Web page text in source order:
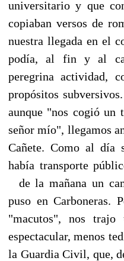
universitario y que
copiaban versos de
nuestra llegada en el
podía, al fin y al
peregrina actividad,
propósitos
aunque "nos cogió un
señor mío", llegamos
Cañete. Como al día
había transporte
de la mañana un
puso en Carboneras.
"macutos", nos trajo
espectacular, menos
la Guardia Civil, que,